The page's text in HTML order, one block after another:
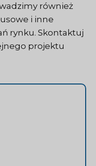
również
i inne
rynku. Skontaktuj
projektu